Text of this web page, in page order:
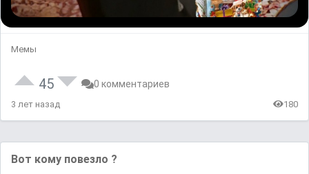
Мемы
45 0 комментариев
3 лет назад 180
Вот кому пoвезлo ?